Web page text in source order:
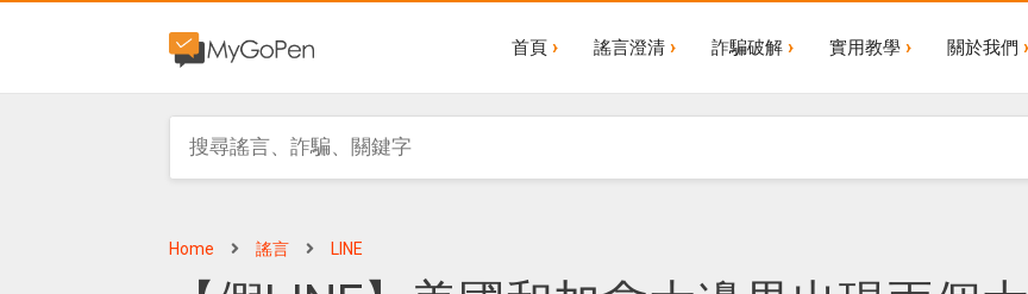
首頁 謠言澄清 詐騙破解 實用教學 關於我們
Home 謠言 LINE